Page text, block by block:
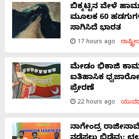
ಬಿಕ್ಕಟ್ಟಿನ ವೇಳೆ
ಮೂಲಕ 60
ಸಾಗಿಸಿದೆ ಭಾರತ
17 hours ago
ಮೇಡಂ ಭಿಕಾಜಿ
ಐತಿಹಾಸಿಕ
ಪ್ರೇರಣೆ
22 hours ago
ನಾಗೇಂದ್ರ